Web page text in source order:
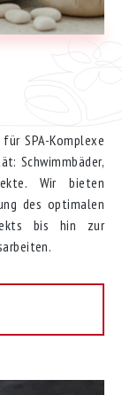
SPA-Komplexe
Schwimmbäder,
Wir bieten
des optimalen
bis hin zur